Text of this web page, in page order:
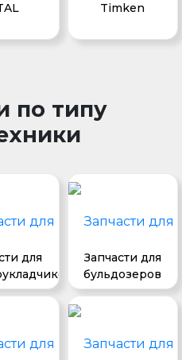
Timken
по типу
для
Запчасти для
бульдозеров